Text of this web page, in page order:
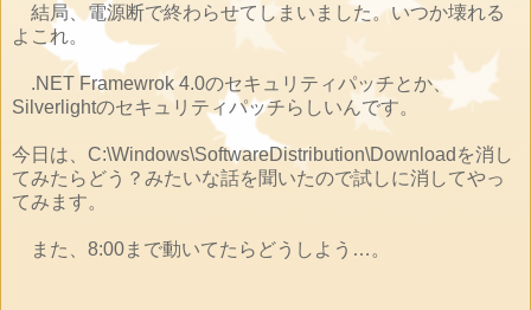
結局、電源断で終わらせてしまいました。いつか壊れる
よこれ。
.NET Framewrok 4.0のセキュリティパッチとか、
Silverlightのセキュリティパッチらしいんです。
今日は、C:\Windows\SoftwareDistribution\Downloadを消し
てみたらどう？みたいな話を聞いたので試しに消してやっ
てみます。
また、8:00まで動いてたらどうしよう…。